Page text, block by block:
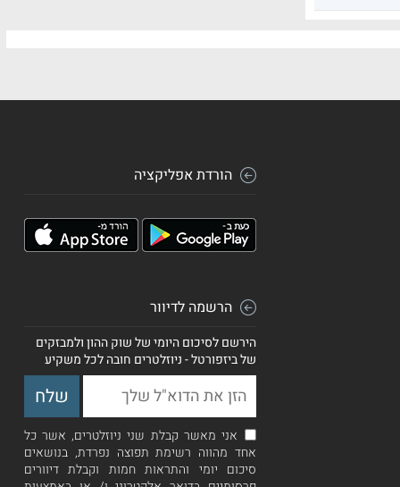
הורדת אפליקציה
הרשמה לדיוור
הירשם לסיכום היומי של שוק ההון ולמבזקים
של ביזפורטל - ניוזלטרים חובה לכל משקיע
אני מאשר קבלת שני ניוזלטרים, אשר כל
אחד מהווה רשימת תפוצה נפרדת, בנושאים
סיכום יומי והתראות חמות וקבלת דיוורים